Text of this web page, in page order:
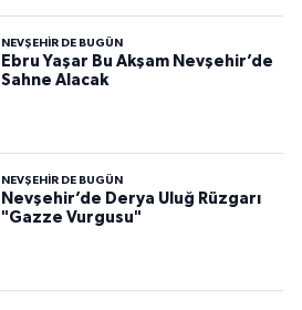
NEVŞEHIR DE BUGÜN
Ebru Yaşar Bu Akşam Nevşehir’de
Sahne Alacak
NEVŞEHIR DE BUGÜN
Nevşehir’de Derya Uluğ Rüzgarı
"Gazze Vurgusu"